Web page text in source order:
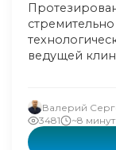
ведущей
Валерий
3481
~8